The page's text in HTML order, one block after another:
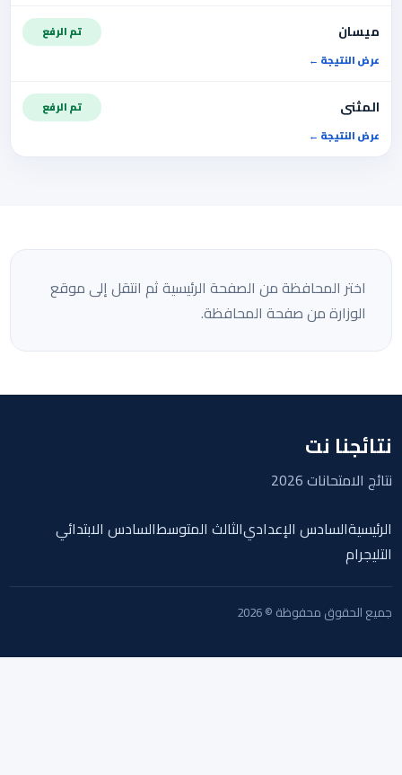
ميسان
تم الرفع
عرض النتيجة
المثنى
تم الرفع
عرض النتيجة
اختر المحافظة من الصفحة الرئيسية ثم انتقل إلى موقع
الوزارة من صفحة المحافظة.
نتائجنا نت
نتائج الامتحانات 2026
الرئيسيةالسادس الإعداديالثالث المتوسطالسادس الابتدائي
التليجرام
جميع الحقوق محفوظة © 2026